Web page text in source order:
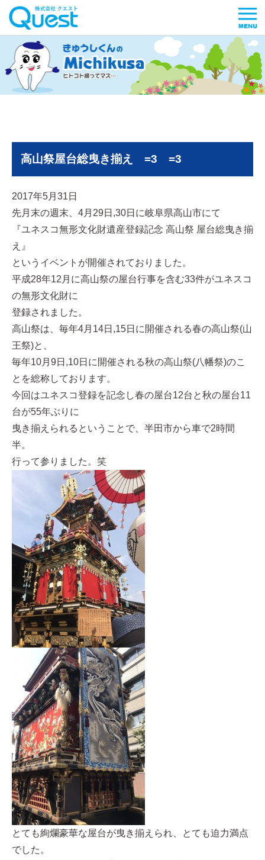
高山祭屋台総曳き揃え =3 =3
2017年5月31日
先月末の週末、4月29日,30日に岐阜県高山市にて
『ユネスコ無形文化財遺産登録記念 高山祭 屋台総曳き揃
え』
というイベントが開催されておりました。
平成28年12月に高山祭の屋台行事を含む33件がユネスコ
の無形文化財に
登録されました。
高山祭は、毎年4月14日,15日に開催される春の高山祭(山
王祭)と、
毎年10月9日,10日に開催される秋の高山祭(八幡祭)のこ
とを総称しております。
今回はユネスコ登録を記念し春の屋台12台と秋の屋台11
台が55年ぶりに
曳き揃えられるということで、半田市から車で2時間
半。
行って参りました。笑
とても絢爛豪華な屋台が曳き揃えられ、とても迫力満点
でした。